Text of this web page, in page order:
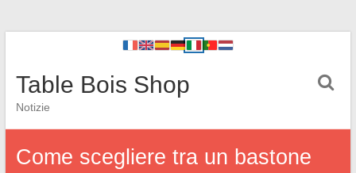
Table Bois Shop
Notizie
Come scegliere tra un bastone